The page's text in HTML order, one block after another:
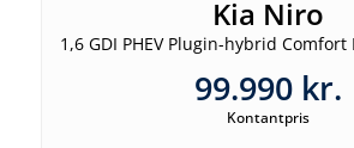
Kia Niro
99.990 kr.
Kontantpris